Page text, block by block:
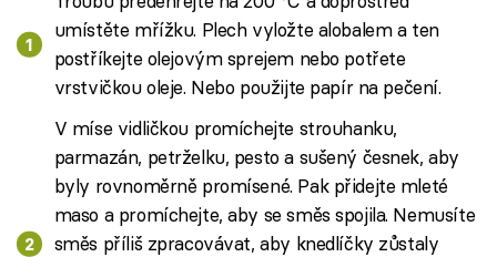
umístěte mřížku. Plech vyložte alobalem a ten
postříkejte olejovým sprejem nebo potřete
vrstvičkou oleje. Nebo použijte papír na pečení.
V míse vidličkou promíchejte strouhanku,
parmazán, petrželku, pesto a sušený česnek, aby
byly rovnoměrně promísené. Pak přidejte mleté
maso a promíchejte, aby se směs spojila. Nemusíte
směs příliš zpracovávat, aby knedlíčky zůstaly